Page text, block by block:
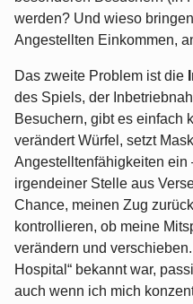
werden? Und wieso
Angestellten Einkommen,
Das zweite Problem ist die
des Spiels, der
Besuchern, gibt es einfach
verändert Würfel, setzt
Angestelltenfähigkeiten ein
irgendeiner Stelle aus
Chance, meinen Zug
kontrollieren, ob meine
verändern und
Hospital“ bekannt war,
auch wenn ich mich